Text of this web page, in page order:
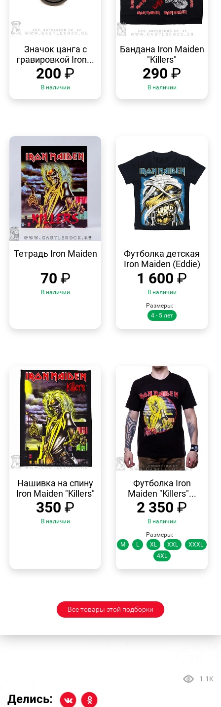
Значок цанга с
гравировкой Iron...
200 ₽
В наличии
ПРОСМОТР
Бандана Iron Maiden
"Killers"
290 ₽
В наличии
ПРОСМОТР
Тетрадь Iron Maiden
70 ₽
В наличии
ПРОСМОТР
Футболка детская
Iron Maiden (Eddie)
1 600 ₽
В наличии
Размеры:
4 - 5 лет
ПРОСМОТР
Нашивка на спину
Iron Maiden "Killers"
350 ₽
В наличии
ПРОСМОТР
Футболка Iron
Maiden "Killers"...
2 350 ₽
В наличии
Размеры:
M
L XL XXL
XXXL
4XL
Все товары этой подборки
1.1K
Делись: